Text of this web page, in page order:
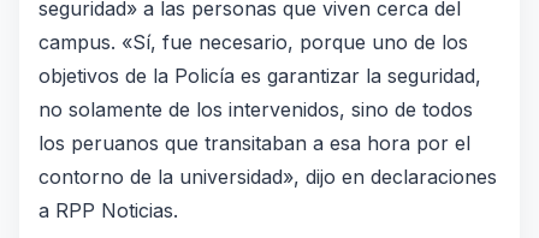
seguridad» a las personas que viven cerca del
campus. «Sí, fue necesario, porque uno de los
objetivos de la Policía es garantizar la seguridad,
no solamente de los intervenidos, sino de todos
los peruanos que transitaban a esa hora por el
contorno de la universidad», dijo en declaraciones
a RPP Noticias.